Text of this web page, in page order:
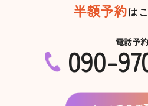
半額予約は
電話予約
090-